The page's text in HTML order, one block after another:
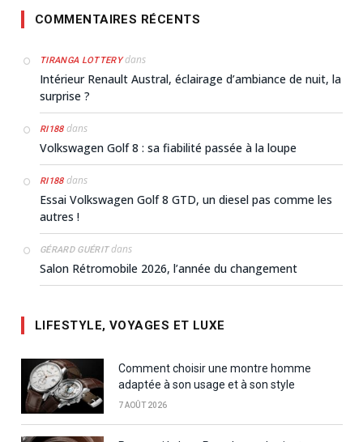
COMMENTAIRES RÉCENTS
TIRANGA LOTTERYdans
Intérieur Renault Austral, éclairage d’ambiance de nuit, la
surprise ?
RI188dans
Volkswagen Golf 8 : sa fiabilité passée à la loupe
RI188dans
Essai Volkswagen Golf 8 GTD, un diesel pas comme les
autres !
GÉRARD GUÉRITdans
Salon Rétromobile 2026, l’année du changement
LIFESTYLE, VOYAGES ET LUXE
Comment choisir une montre homme
adaptée à son usage et à son style
7 AOÛT 2026